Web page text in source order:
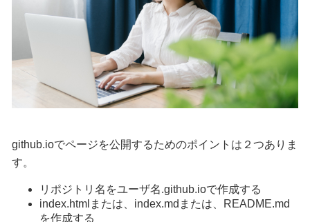
github.ioでページを公開するためのポイントは２つありま
す。
リポジトリ名をユーザ名.github.ioで作成する
index.htmlまたは、index.mdまたは、README.md
を作成する